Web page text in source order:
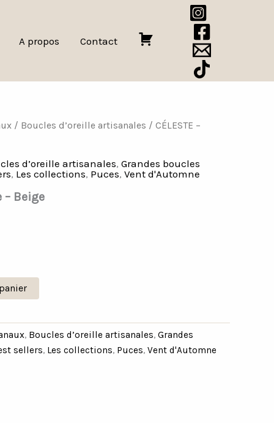
A propos Contact
P
n
/ Boucles d’oreille artisanales / CÉLESTE –
d’oreille artisanales, Grandes boucles
, Les collections, Puces, Vent d'Automne
– Beige
, Boucles d’oreille artisanales, Grandes
sellers, Les collections, Puces, Vent d'Automne